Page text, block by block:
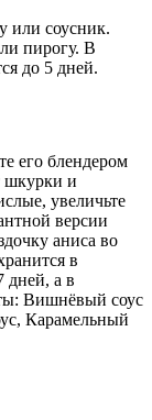
или соусник.
пирогу. В
до 5 дней.
его блендером
шкурки и
увеличьте
версии
аниса во
в
дней, а в
Вишнёвый соус
Карамельный